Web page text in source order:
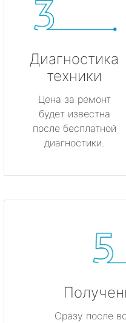
Диагностика
техники
Цена за ремонт
будет известна
после бесплатной
диагностики.
Сразу после